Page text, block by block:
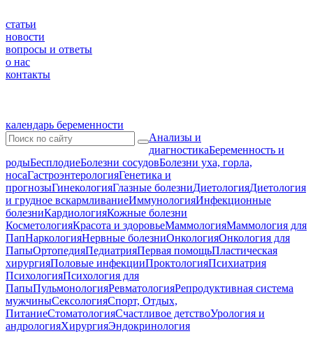
статьи
новости
вопросы и ответы
о нас
контакты
календарь беременности
Анализы и
диагностикаБеременность и
родыБесплодиеБолезни сосудовБолезни уха, горла,
носаГастроэнтерологияГенетика и
прогнозыГинекологияГлазные болезниДиетологияДиетология
и грудное вскармливаниеИммунологияИнфекционные
болезниКардиологияКожные болезни
КосметологияКрасота и здоровьеМаммологияМаммология для
ПапНаркологияНервные болезниОнкологияОнкология для
ПапыОртопедияПедиатрияПервая помощьПластическая
хирургияПоловые инфекцииПроктологияПсихиатрия
ПсихологияПсихология для
ПапыПульмонологияРевматологияРепродуктивная система
мужчиныСексологияСпорт, Отдых,
ПитаниеСтоматологияСчастливое детствоУрология и
андрологияХирургияЭндокринология